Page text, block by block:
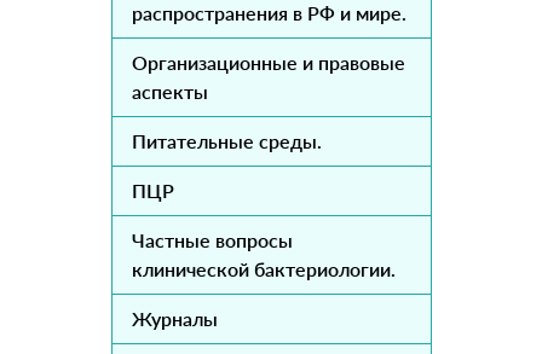
распространения в РФ и мире.
Организационные и правовые
аспекты
Питательные среды.
ПЦР
Частные вопросы
клинической бактериологии.
Журналы